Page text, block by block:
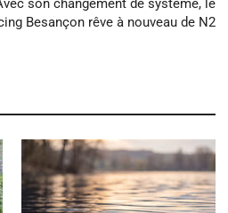
son changement de système, le
Besançon rêve à nouveau de N2